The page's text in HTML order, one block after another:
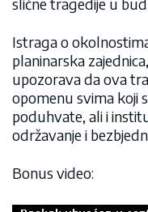
Istraga o
planinarska
upozorava da ova
opomenu svima koji
poduhvate, ali i
održavanje i
Bonus video: